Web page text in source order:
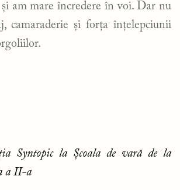
și am mare încredere în voi. Dar nu
camaraderie și forța înțelepciunii
Syntopic la Școala de vară de la
a II-a